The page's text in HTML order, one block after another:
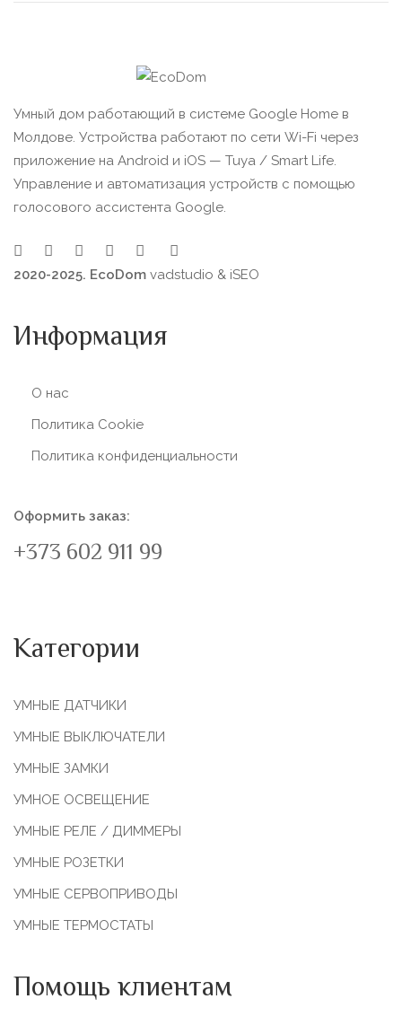
Умный дом работающий в системе Google Home в
Молдове. Устройства работают по сети Wi-Fi через
приложение на Android и iOS — Tuya / Smart Life.
Управление и автоматизация устройств с помощью
голосового ассистента Google.
2020-2025. EcoDom vadstudio & iSEO
Информация
О нас
Политика Сookie
Политика конфиденциальности
Оформить заказ:
+373 602 911 99
Категории
УМНЫЕ ДАТЧИКИ
УМНЫЕ ВЫКЛЮЧАТЕЛИ
УМНЫЕ ЗАМКИ
УМНОЕ ОСВЕЩЕНИЕ
УМНЫЕ РЕЛЕ / ДИММЕРЫ
УМНЫЕ РОЗЕТКИ
УМНЫЕ СЕРВОПРИВОДЫ
УМНЫЕ ТЕРМОСТАТЫ
Помощь клиентам